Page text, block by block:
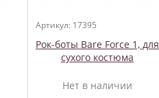
Артикул: 17395
Рок-боты Bare Force 1, для
сухого костюма
Нет в наличии